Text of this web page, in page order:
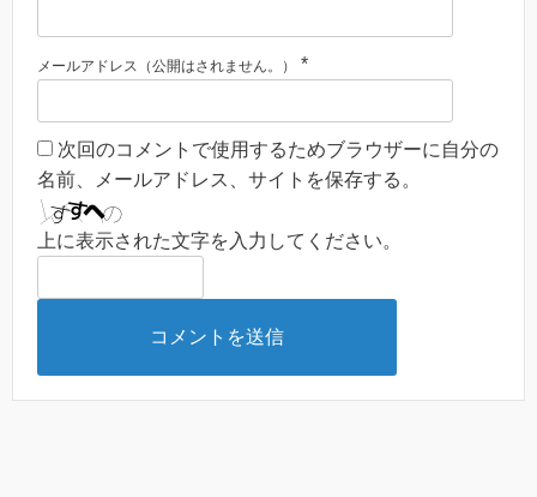
メールアドレス（公開はされません。） *
次回のコメントで使用するためブラウザーに自分の
名前、メールアドレス、サイトを保存する。
上に表示された文字を入力してください。